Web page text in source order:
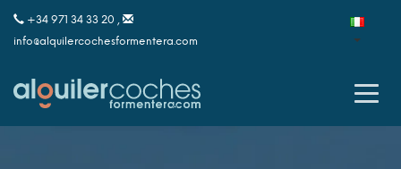
+34 971 34 33 20 ,
info@alquilercochesformentera.com